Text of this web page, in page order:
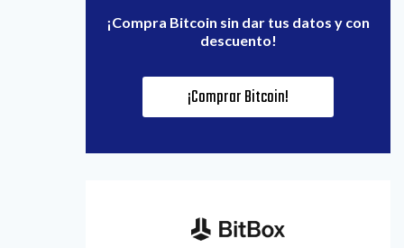
¡Compra Bitcoin sin dar tus datos y con
descuento!
¡Comprar Bitcoin!